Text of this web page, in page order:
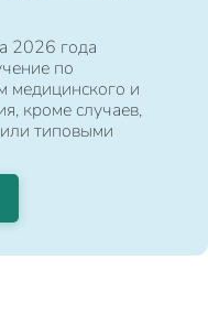
2026 года
по
медицинского и
кроме случаев,
типовыми